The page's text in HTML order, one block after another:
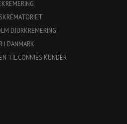
DJURKREMERING
I DANMARK
TIL CONNIES KUNDER